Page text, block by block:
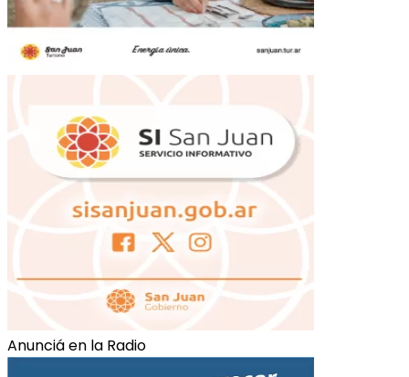
Anunciá en la Radio